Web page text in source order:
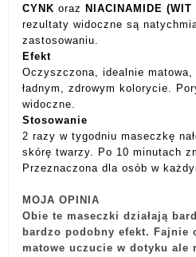
CYNK oraz NIACINAMIDE (WIT
rezultaty widoczne są
zastosowaniu.
Efekt
Oczyszczona, idealnie matowa,
ładnym, zdrowym kolorycie.
widoczne.
Stosowanie
2 razy w tygodniu maseczkę
skórę twarzy. Po 10 minutach
Przeznaczona dla osób w
MOJA OPINIA
Obie te maseczki działają
bardzo podobny efekt. Fajnie
matowe uczucie w dotyku ale